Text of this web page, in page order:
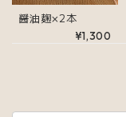
醤油麹×2本
¥1,300